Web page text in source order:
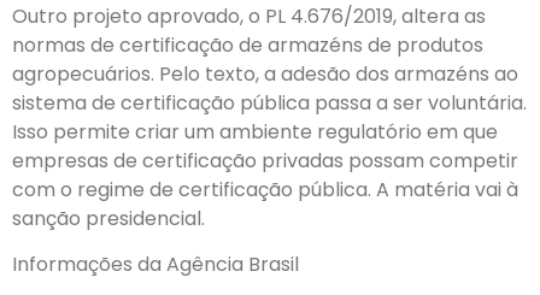
Outro projeto aprovado, o PL 4.676/2019, altera as
normas de certificação de armazéns de produtos
agropecuários. Pelo texto, a adesão dos armazéns ao
sistema de certificação pública passa a ser voluntária.
Isso permite criar um ambiente regulatório em que
empresas de certificação privadas possam competir
com o regime de certificação pública. A matéria vai à
sanção presidencial.
Informações da Agência Brasil